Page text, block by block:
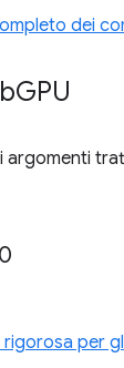
dei
GPU
argomenti
per